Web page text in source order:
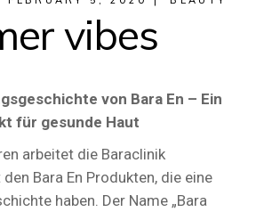
vibes
von Bara En – Ein
für gesunde Haut
arbeitet die Baraclinik
Bara En Produkten, die eine
haben. Der Name „Bara